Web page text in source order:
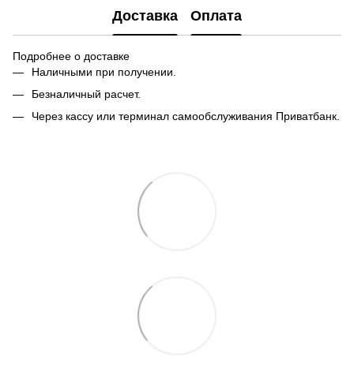
Доставка Оплата
Подробнее о доставке
Наличными при получении.
Безналичный расчет.
Через кассу или терминал самообслуживания Приватбанк.